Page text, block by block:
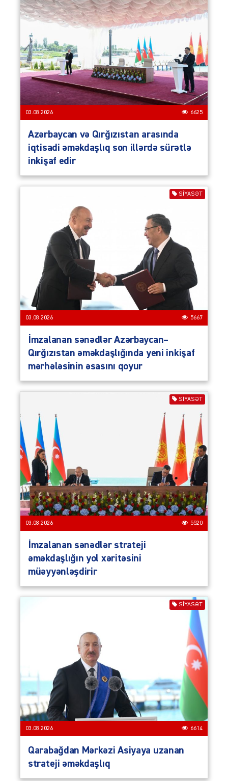
03.08.2026 6625
Azərbaycan və Qırğızıstan arasında
iqtisadi əməkdaşlıq son illərdə sürətlə
inkişaf edir
SIYASƏT
03.08.2026 5667
İmzalanan sənədlər Azərbaycan–
Qırğızıstan əməkdaşlığında yeni inkişaf
mərhələsinin əsasını qoyur
SIYASƏT
03.08.2026 5520
İmzalanan sənədlər strateji
əməkdaşlığın yol xəritəsini
müəyyənləşdirir
SIYASƏT
03.08.2026 6614
Qarabağdan Mərkəzi Asiyaya uzanan
strateji əməkdaşlıq